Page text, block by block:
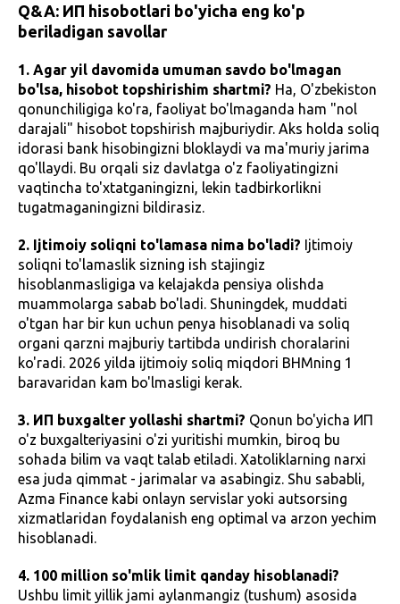
Q&A: ИП hisobotlari bo'yicha eng ko'p
beriladigan savollar
1. Agar yil davomida umuman savdo bo'lmagan
bo'lsa, hisobot topshirishim shartmi? Ha, O'zbekiston
qonunchiligiga ko'ra, faoliyat bo'lmaganda ham "nol
darajali" hisobot topshirish majburiydir. Aks holda soliq
idorasi bank hisobingizni bloklaydi va ma'muriy jarima
qo'llaydi. Bu orqali siz davlatga o'z faoliyatingizni
vaqtincha to'xtatganingizni, lekin tadbirkorlikni
tugatmaganingizni bildirasiz.
2. Ijtimoiy soliqni to'lamasa nima bo'ladi? Ijtimoiy
soliqni to'lamaslik sizning ish stajingiz
hisoblanmasligiga va kelajakda pensiya olishda
muammolarga sabab bo'ladi. Shuningdek, muddati
o'tgan har bir kun uchun penya hisoblanadi va soliq
organi qarzni majburiy tartibda undirish choralarini
ko'radi. 2026 yilda ijtimoiy soliq miqdori BHMning 1
baravaridan kam bo'lmasligi kerak.
3. ИП buxgalter yollashi shartmi? Qonun bo'yicha ИП
o'z buxgalteriyasini o'zi yuritishi mumkin, biroq bu
sohada bilim va vaqt talab etiladi. Xatoliklarning narxi
esa juda qimmat - jarimalar va asabingiz. Shu sababli,
Azma Finance kabi onlayn servislar yoki autsorsing
xizmatlaridan foydalanish eng optimal va arzon yechim
hisoblanadi.
4. 100 million so'mlik limit qanday hisoblanadi?
Ushbu limit yillik jami aylanmangiz (tushum) asosida